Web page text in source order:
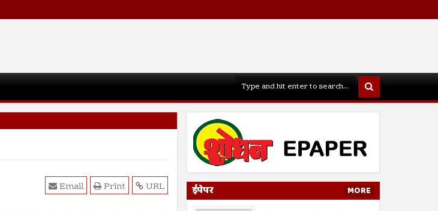
URL
Print
Email ईपेपर MORE